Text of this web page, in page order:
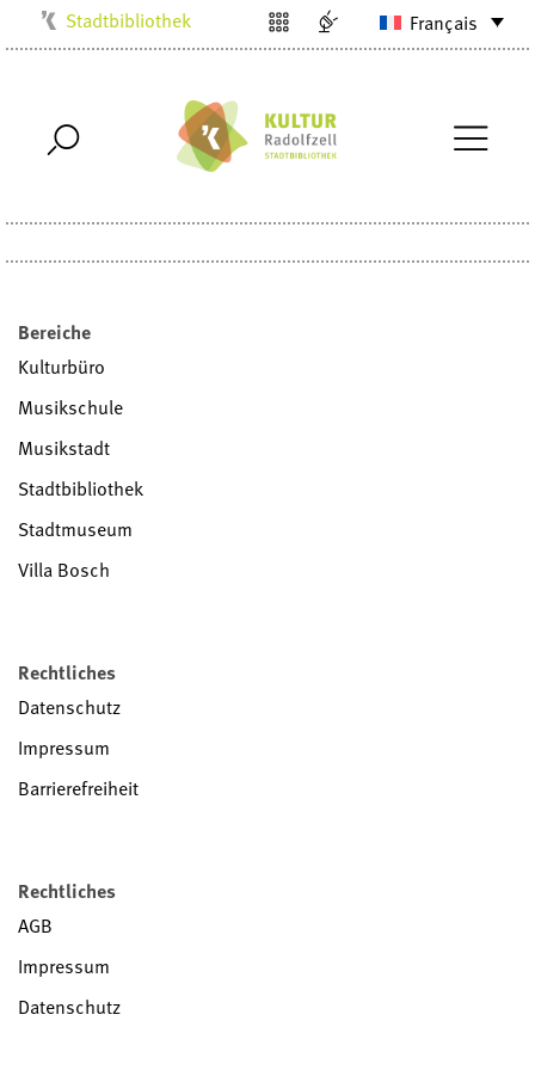
Musikschule
Stadtmuseum
Stadtbibliothek
Villa Bosch
Français
Bereiche
Kulturbüro
Musikschule
Musikstadt
Stadtbibliothek
Stadtmuseum
Villa Bosch
Rechtliches
Datenschutz
Impressum
Barrierefreiheit
Rechtliches
AGB
Impressum
Datenschutz